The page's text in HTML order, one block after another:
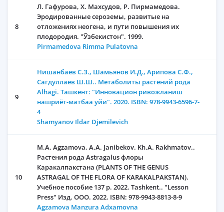
8
Л. Гафурова, Х. Махсудов, Р. Пирмамедова.
Эродированные сероземы, развитые на
отложениях неогена, и пути повышения их
плодородия. "Ўзбекистон". 1999.
Pirmamedova Rimma Pulatovna
9
Нишанбаев С.З., Шамьянов И.Д., Арипова С.Ф.,
Сагдуллаев Ш.Ш.. Метаболиты растений рода
Alhagi. Ташкент: "Инновацион ривожланиш
нашриёт-матбаа уйи". 2020. ISBN: 978-9943-6596-7-
4
Shamyanov Ildar Djemilevich
10
M.A. Agzamova, А.А. Janibekov. Kh.A. Rakhmatov..
Растения рода Astragalus флоры
Каракалпакстана (PLANTS OF THE GENUS
ASTRAGAL OF THE FLORA OF KARAKALPAKSTAN).
Учебное пособие 137 p. 2022. Tashkent.. "Lesson
Press" Изд. ООО. 2022. ISBN: 978-9943-8813-8-9
Agzamova Manzura Adxamovna